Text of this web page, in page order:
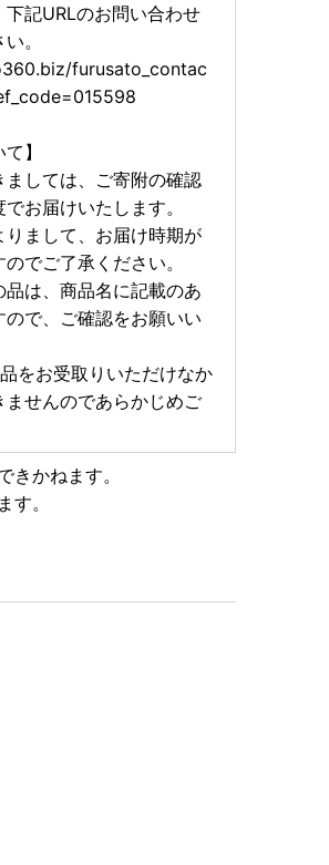
下記URLのお問い合わせ
。
furusato_contac
】
しては、ご寄附の確認
お届けいたします。
まして、お届け時期が
でご了承ください。
は、商品名に記載のあ
で、ご確認をお願いい
をお受取りいただけなか
せんのであらかじめご
かねます。
。